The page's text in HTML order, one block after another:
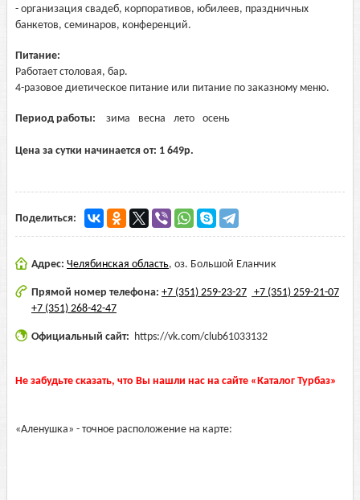
- организация свадеб, корпоративов, юбилеев, праздничных
банкетов, семинаров, конференций.
Питание:
Работает столовая, бар.
4-разовое диетическое питание или питание по заказному меню.
Период работы: зима весна лето осень
Цена за сутки начинается от: 1 649р.
Поделиться:
Адрес: Челябинская область, оз. Большой Еланчик
Прямой номер телефона: +7 (351) 259-23-27 +7 (351) 259-21-07
+7 (351) 268-42-47
Официальный сайт: https://vk.com/club61033132
Не забудьте сказать, что Вы нашли нас на сайте «Каталог Турбаз»
«Аленушка» - точное расположение на карте: